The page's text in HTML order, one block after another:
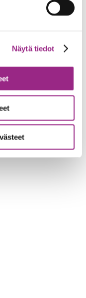
Näytä tiedot